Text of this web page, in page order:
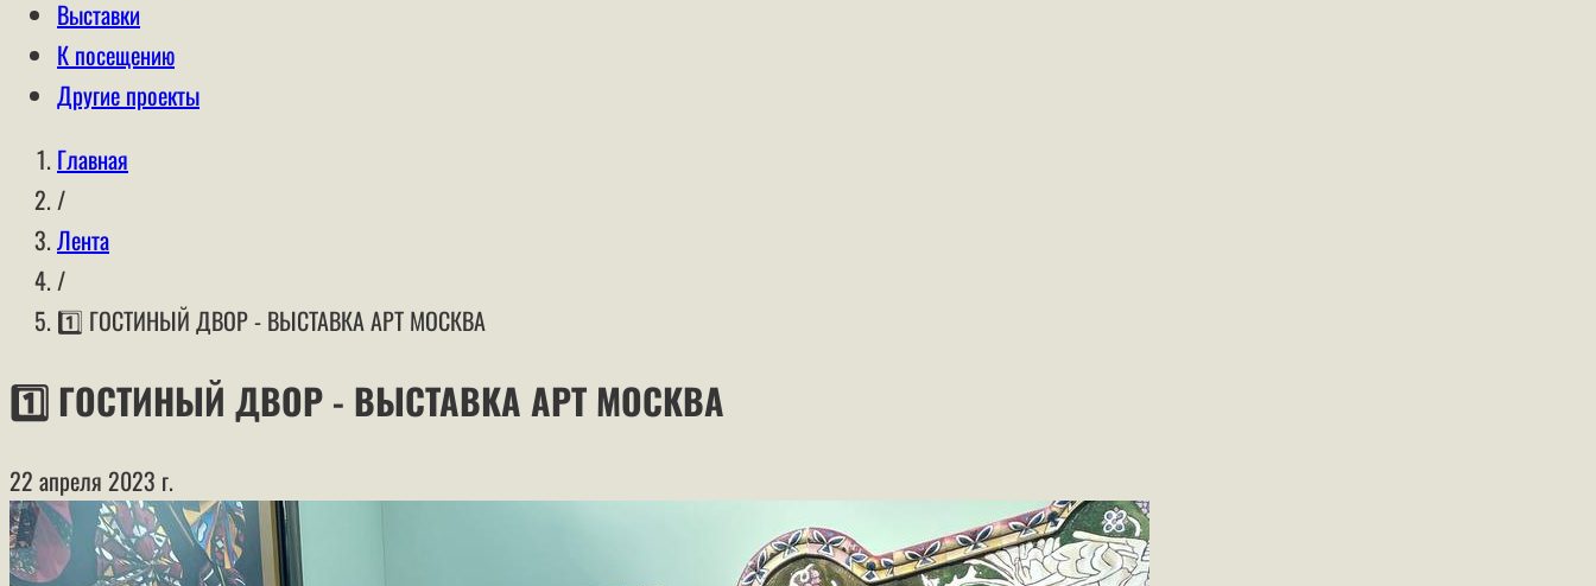
Выставки
К посещению
Другие проекты
Главная
/
Лента
/
1️⃣ ГОСТИНЫЙ ДВОР - ВЫСТАВКА АРТ МОСКВА
1️⃣ ГОСТИНЫЙ ДВОР - ВЫСТАВКА АРТ МОСКВА
22 апреля 2023 г.